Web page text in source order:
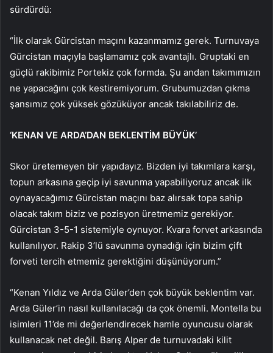
sürdürdü:
“İlk olarak Gürcistan maçını kazanmamız gerek. Turnuvaya
Gürcistan maçıyla başlamamız çok avantajlı. Gruptaki en
güçlü rakibimiz Portekiz çok formda. Şu andan takımımızın
ne yapacağını çok kestiremiyorum. Grubumuzdan çıkma
şansımız çok yüksek gözüküyor ancak takılabiliriz de.
‘KENAN VE ARDA’DAN BEKLENTİM BÜYÜK’
Skor üretemeyen bir yapıdayız. Bizden iyi takımlara karşı,
topun arkasına geçip iyi savunma yapabiliyoruz ancak ilk
oynayacağımız Gürcistan maçını baz alırsak topa sahip
olacak takım biziz ve pozisyon üretmemiz gerekiyor.
Gürcistan 3-5-1 sistemiyle oynuyor. Kvara forvet arkasında
kullanılıyor. Rakip 3’lü savunma oynadığı için bizim çift
forveti tercih etmemiz gerektiğini düşünüyorum.”
“Kenan Yıldız ve Arda Güler’den çok büyük beklentim var.
Arda Güler’in nasıl kullanılacağı da çok önemli. Montella bu
isimleri 11’de mi değerlendirecek hamle oyuncusu olarak
kullanacak net değil. Barış Alper de turnuvadaki kilit